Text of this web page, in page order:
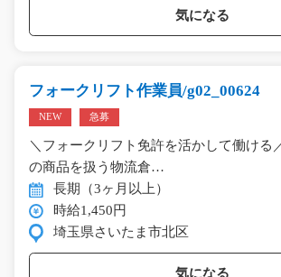
気になる
フォークリフト作業員/g02_00624
NEW 急募
＼フォークリフト免許を活かして働ける
の商品を扱う物流倉…
長期（3ヶ月以上）
時給1,450円
埼玉県さいたま市北区
気になる